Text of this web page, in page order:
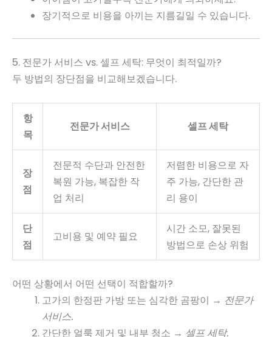
장기적으로 비용을 아끼는 지름길일 수 있습니다.
5. 전문가 서비스 vs. 셀프 세탁: 무엇이 최적일까?
두 방법의 장단점을 비교해보겠습니다.
항
목
전문가 서비스 셀프 세탁
장
점
전문적 수단과 안전한
복원 가능, 복잡한 작
업 처리
저렴한 비용으로 자
주 가능, 간단한 관
리 용이
단
점
고비용 및 예약 필요
시간 소모, 잘못된
방법으로 손상 위험
어떤 상황에서 어떤 선택이 적합할까?
고가의 한정판 가방 또는 심각한 곰팡이 → 전문가
서비스.
간단한 얼룩 제거 및 내부 청소 → 셀프 세탁.